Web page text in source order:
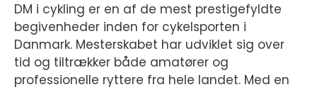
DM i cykling er en af de mest prestigefyldte
begivenheder inden for cykelsporten i
Danmark. Mesterskabet har udviklet sig over
tid og tiltrækker både amatører og
professionelle ryttere fra hele landet. Med en